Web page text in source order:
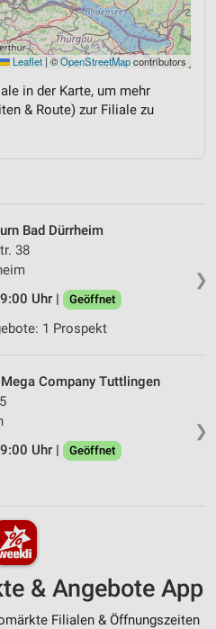
Leaflet | ©OpenStreetMapcontributors
in der Karte, um mehr
& Route) zur Filiale zu
❯
Bad Dürrheim
38
Uhr |
Geöffnet
1 Prospekt
❯
Mega Company Tuttlingen
Uhr |
Geöffnet
& Angebote App
Filialen & Öffnungszeiten